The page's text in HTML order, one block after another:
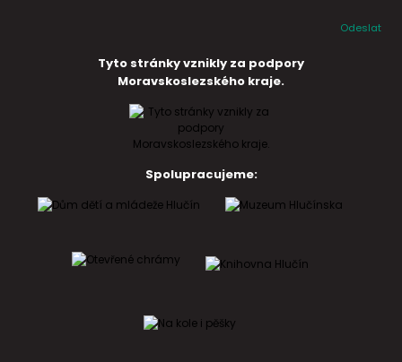
Odeslat
Tyto stránky vznikly za podpory
Moravskoslezského kraje.
Spolupracujeme: